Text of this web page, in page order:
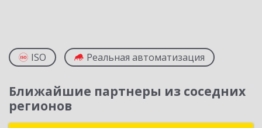
ISO Реальная автоматизация
Ближайшие партнеры из соседних
регионов